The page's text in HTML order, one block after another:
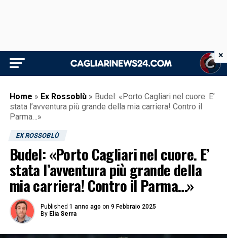
Home » Ex Rossoblù » Budel: «Porto Cagliari nel cuore. E’
stata l’avventura più grande della mia carriera! Contro il
Parma…»
EX ROSSOBLÙ
Budel: «Porto Cagliari nel cuore. E’
stata l’avventura più grande della
mia carriera! Contro il Parma…»
Published 1 anno ago on 9 Febbraio 2025
By Elia Serra
×